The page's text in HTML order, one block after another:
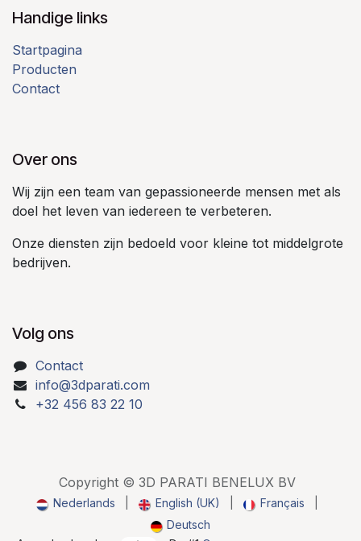
Handige links
Startpagina
Producten
Contact
Over ons
Wij zijn een team van gepassioneerde mensen met als
doel het leven van iedereen te verbeteren.
Onze diensten zijn bedoeld voor kleine tot middelgrote
bedrijven.
Volg ons
Contact
info@3dparati.com
+32 456 83 22 10
Copyright © 3D PARATI BENELUX BV
Nederlands English (UK) Français
Deutsch